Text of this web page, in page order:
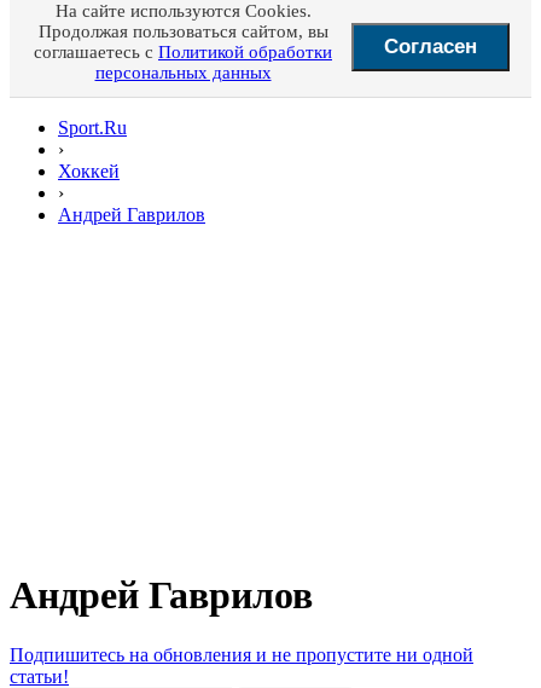
На сайте используются Cookies.
Продолжая пользоваться сайтом, вы
соглашаетесь с Политикой обработки
персональных данных
Согласен
Sport.Ru
›
Хоккей
›
Андрей Гаврилов
Андрей Гаврилов
Подпишитесь на обновления и не пропустите ни одной
статьи!